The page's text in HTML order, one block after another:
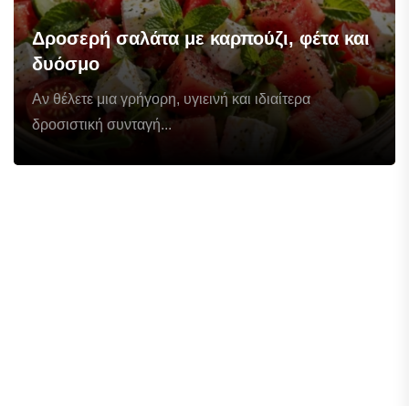
Δροσερή σαλάτα με καρπούζι, φέτα και
δυόσμο
Αν θέλετε μια γρήγορη, υγιεινή και ιδιαίτερα
δροσιστική συνταγή...